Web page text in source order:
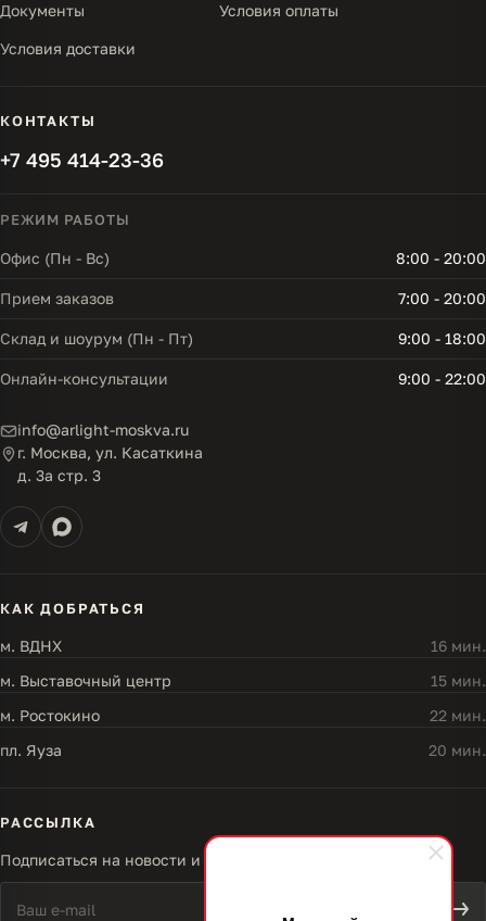
Документы Условия оплаты
Условия доставки
КОНТАКТЫ
+7 495 414-23-36
РЕЖИМ РАБОТЫ
Офис (Пн - Вс) 8:00 - 20:00
Прием заказов 7:00 - 20:00
Склад и шоурум (Пн - Пт) 9:00 - 18:00
Онлайн-консультации 9:00 - 22:00
info@arlight-moskva.ru
г. Москва, ул. Касаткина
д. 3а стр. 3
КАК ДОБРАТЬСЯ
м. ВДНХ
16 мин.
м. Выставочный центр
15 мин.
м. Ростокино
22 мин.
пл. Яуза
20 мин.
РАССЫЛКА
Подписаться на новости и акции